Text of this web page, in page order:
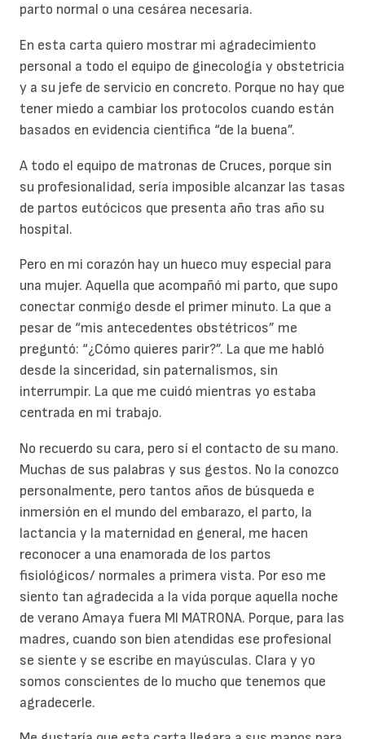
parto normal o una cesárea necesaria.
En esta carta quiero mostrar mi agradecimiento
personal a todo el equipo de ginecología y obstetricia
y a su jefe de servicio en concreto. Porque no hay que
tener miedo a cambiar los protocolos cuando están
basados en evidencia científica “de la buena”.
A todo el equipo de matronas de Cruces, porque sin
su profesionalidad, sería imposible alcanzar las tasas
de partos eutócicos que presenta año tras año su
hospital.
Pero en mi corazón hay un hueco muy especial para
una mujer. Aquella que acompañó mi parto, que supo
conectar conmigo desde el primer minuto. La que a
pesar de “mis antecedentes obstétricos” me
preguntó: “¿Cómo quieres parir?”. La que me habló
desde la sinceridad, sin paternalismos, sin
interrumpir. La que me cuidó mientras yo estaba
centrada en mi trabajo.
No recuerdo su cara, pero sí el contacto de su mano.
Muchas de sus palabras y sus gestos. No la conozco
personalmente, pero tantos años de búsqueda e
inmersión en el mundo del embarazo, el parto, la
lactancia y la maternidad en general, me hacen
reconocer a una enamorada de los partos
fisiológicos/ normales a primera vista. Por eso me
siento tan agradecida a la vida porque aquella noche
de verano Amaya fuera MI MATRONA. Porque, para las
madres, cuando son bien atendidas ese profesional
se siente y se escribe en mayúsculas. Clara y yo
somos conscientes de lo mucho que tenemos que
agradecerle.